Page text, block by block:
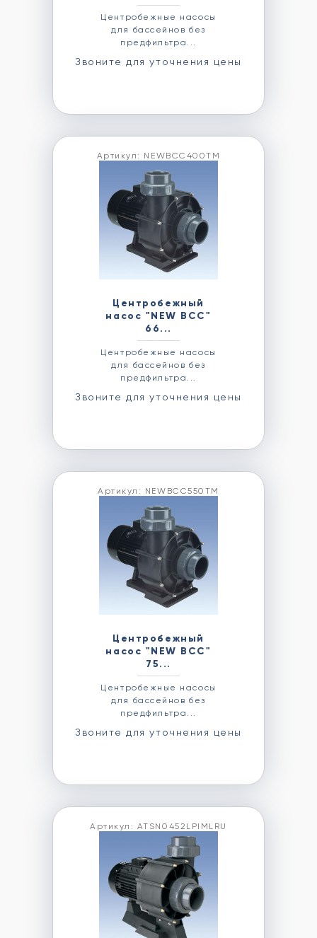
Центробежные насосы
для бассейнов без
предфильтра...
Звоните для уточнения цены
Артикул: NEWBCC400TM
Центробежный
насос "NEW BCC"
66...
Центробежные насосы
для бассейнов без
предфильтра...
Звоните для уточнения цены
Артикул: NEWBCC550TM
Центробежный
насос "NEW BCC"
75...
Центробежные насосы
для бассейнов без
предфильтра...
Звоните для уточнения цены
Артикул: ATSN0452LPIMLRU